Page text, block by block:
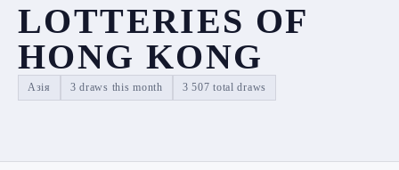
LOTTERIES OF
HONG KONG
Азія 3 draws this month 3 507 total draws